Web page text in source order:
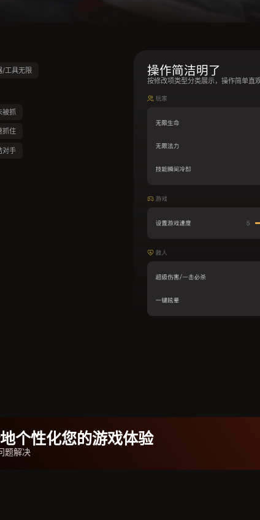
/工具无限
被抓
抓住
对手
操作简洁明了
按修改项类型分类展示，操作简单直
个性化您的游戏体验
题解决